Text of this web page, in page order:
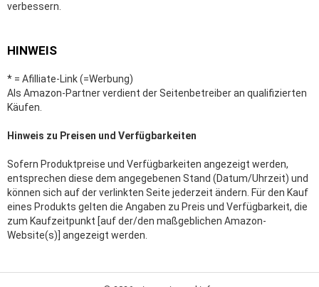
verbessern.
HINWEIS
* = Afilliate-Link (=Werbung)
Als Amazon-Partner verdient der Seitenbetreiber an qualifizierten
Käufen.
Hinweis zu Preisen und Verfügbarkeiten
Sofern Produktpreise und Verfügbarkeiten angezeigt werden,
entsprechen diese dem angegebenen Stand (Datum/Uhrzeit) und
können sich auf der verlinkten Seite jederzeit ändern. Für den Kauf
eines Produkts gelten die Angaben zu Preis und Verfügbarkeit, die
zum Kaufzeitpunkt [auf der/den maßgeblichen Amazon-
Website(s)] angezeigt werden.